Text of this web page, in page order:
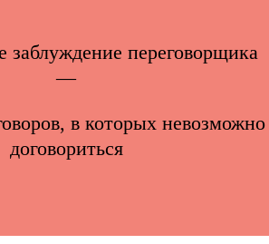
заблуждение переговорщика
—
в которых невозможно
договориться